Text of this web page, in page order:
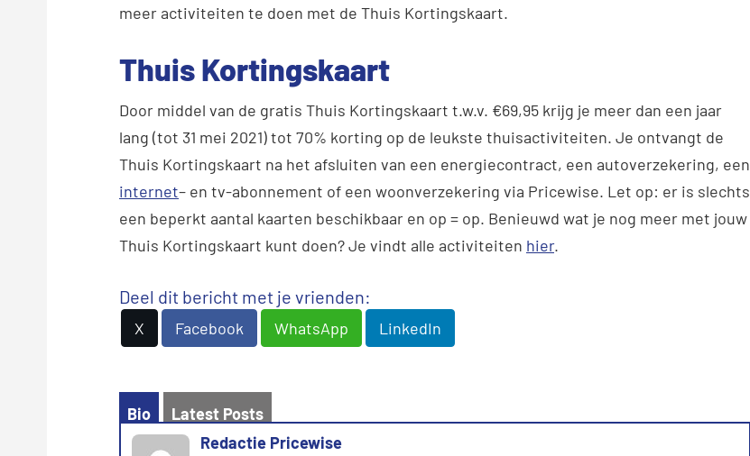
meer activiteiten te doen met de Thuis Kortingskaart.
Thuis Kortingskaart
Door middel van de gratis Thuis Kortingskaart t.w.v. €69,95 krijg je meer dan een jaar
lang (tot 31 mei 2021) tot 70% korting op de leukste thuisactiviteiten. Je ontvangt de
Thuis Kortingskaart na het afsluiten van een energiecontract, een autoverzekering, een
internet– en tv-abonnement of een woonverzekering via Pricewise. Let op: er is slechts
een beperkt aantal kaarten beschikbaar en op = op. Benieuwd wat je nog meer met jouw
Thuis Kortingskaart kunt doen? Je vindt alle activiteiten hier.
Deel dit bericht met je vrienden:
X Facebook WhatsApp LinkedIn
Bio
Latest Posts
Redactie Pricewise